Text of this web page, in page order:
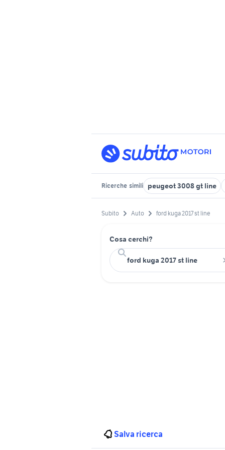
Ricerche simili peugeot 3008 gt line
Subito Auto ford kuga 2017 st line
Cosa cerchi?
Salva ricerca